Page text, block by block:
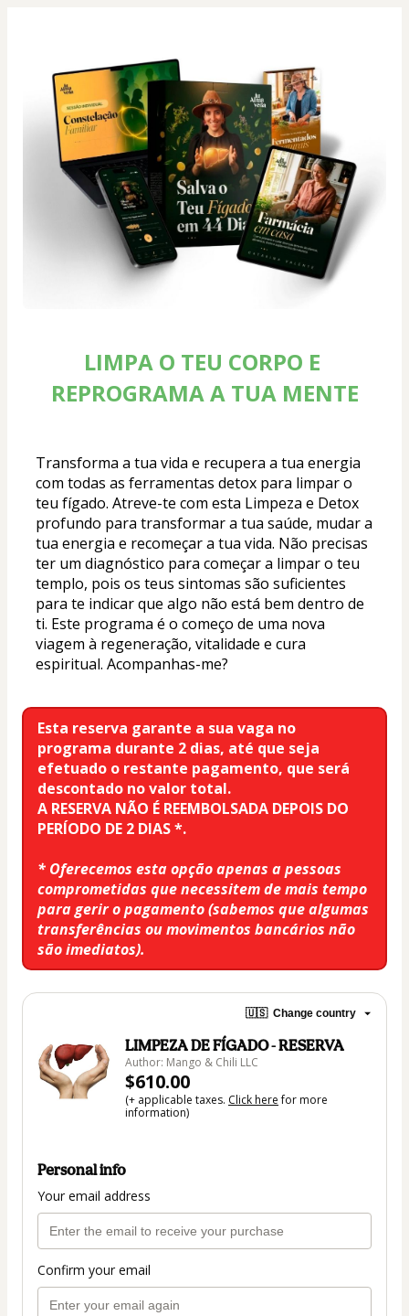
LIMPA O TEU CORPO E
REPROGRAMA A TUA MENTE
Transforma a tua vida e recupera a tua energia
com todas as ferramentas detox para limpar o
teu fígado. Atreve-te com esta Limpeza e Detox
profundo para transformar a tua saúde, mudar a
tua energia e recomeçar a tua vida. Não precisas
ter um diagnóstico para começar a limpar o teu
templo, pois os teus sintomas são suficientes
para te indicar que algo não está bem dentro de
ti. Este programa é o começo de uma nova
viagem à regeneração, vitalidade e cura
espiritual. Acompanhas-me?
Esta reserva garante a sua vaga no
programa durante 2 dias, até que seja
efetuado o restante pagamento, que será
descontado no valor total.
A RESERVA NÃO É REEMBOLSADA DEPOIS DO
PERÍODO DE 2 DIAS *.
* Oferecemos esta opção apenas a pessoas
comprometidas que necessitem de mais tempo
para gerir o pagamento (sabemos que algumas
transferências ou movimentos bancários não
são imediatos).
🇺🇸 Change country
LIMPEZA DE FÍGADO - RESERVA
Author: Mango & Chili LLC
$610.00
(+ applicable taxes. Click herefor more
information)
Personal info
Your email address
Confirm your email